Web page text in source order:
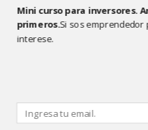
informacion
MARIANO RUANI
Mini curso para inversores.
primeros.Si sos
interese.